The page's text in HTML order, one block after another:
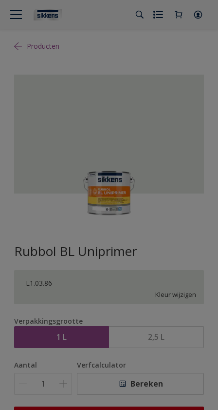
Producten
Rubbol BL Uniprimer
L1.03.86
Kleur wijzigen
Verpakkingsgrootte
1 L 2,5 L
Aantal Verfcalculator
Bereken